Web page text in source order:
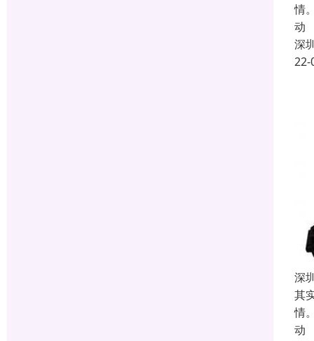
情
动
深
22-
深
其
情
动